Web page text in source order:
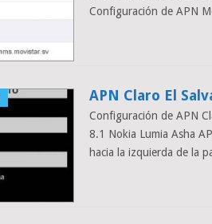
Configuración de APN
APN Claro El
Configuración de APN
8.1 Nokia Lumia Asha
hacia la izquierda de la